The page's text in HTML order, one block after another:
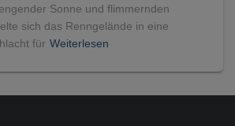
Sonne und flimmernden
sich das Renngelände in eine
für Weiterlesen